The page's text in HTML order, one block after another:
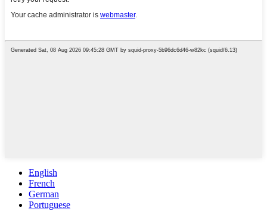
English
French
German
Portuguese